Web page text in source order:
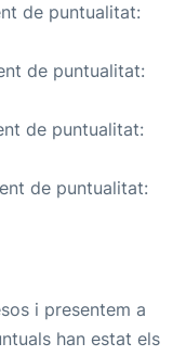
de puntualitat:
de puntualitat:
de puntualitat:
de puntualitat:
i presentem a
han estat els